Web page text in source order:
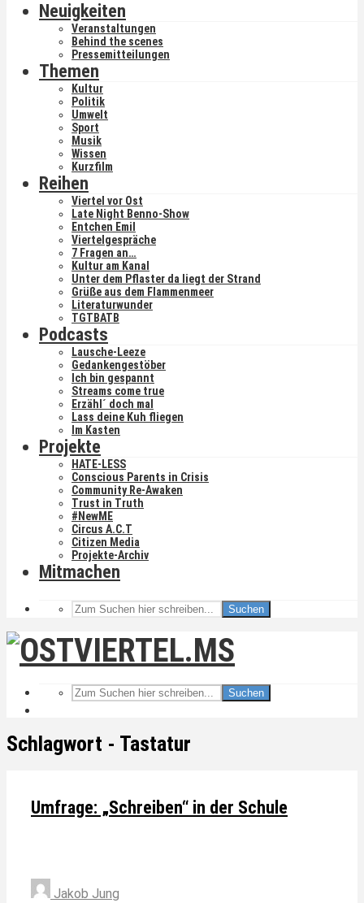
Neuigkeiten
Veranstaltungen
Behind the scenes
Pressemitteilungen
Themen
Kultur
Politik
Umwelt
Sport
Musik
Wissen
Kurzfilm
Reihen
Viertel vor Ost
Late Night Benno-Show
Entchen Emil
Viertelgespräche
7 Fragen an…
Kultur am Kanal
Unter dem Pflaster da liegt der Strand
Grüße aus dem Flammenmeer
Literaturwunder
TGTBATB
Podcasts
Lausche-Leeze
Gedankengestöber
Ich bin gespannt
Streams come true
Erzähl´ doch mal
Lass deine Kuh fliegen
Im Kasten
Projekte
HATE-LESS
Conscious Parents in Crisis
Community Re-Awaken
Trust in Truth
#NewME
Circus A.C.T
Citizen Media
Projekte-Archiv
Mitmachen
Suchen
Suchen
Schlagwort - Tastatur
Umfrage: „Schreiben“ in der Schule
Jakob Jung